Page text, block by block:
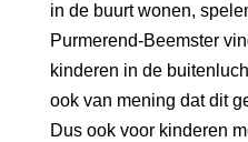
in de buurt wonen,
Purmerend-Beemster
kinderen in de
ook van mening dat dit
Dus ook voor kinderen